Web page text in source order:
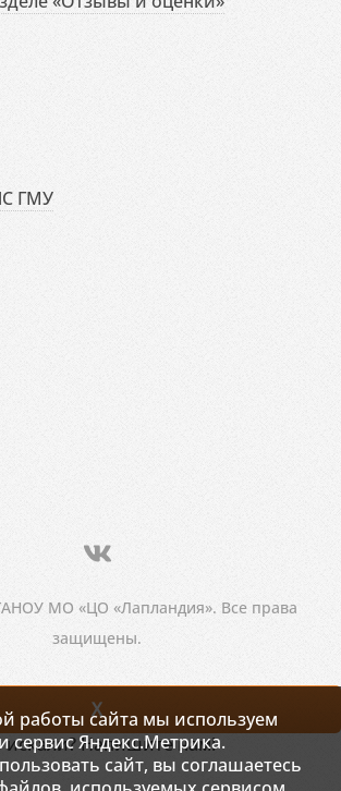
ГМУ
МО «ЦО «Лапландия». Все права
защищены.
работы сайта мы используем
сервис Яндекс.Метрика.
сайт, вы соглашаетесь
X
искали? Напишите нам!